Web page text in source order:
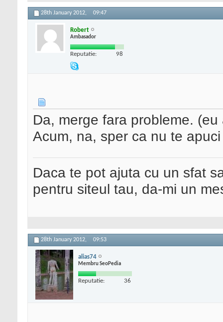
28th January 2012, 09:47
Robert
Ambasador
Reputatie: 98
Da, merge fara probleme.
Acum, na, sper ca nu te
Daca te pot ajuta cu un sfat
pentru siteul tau, da-mi un
28th January 2012, 09:53
alias74
Membru SeoPedia
Reputatie: 36